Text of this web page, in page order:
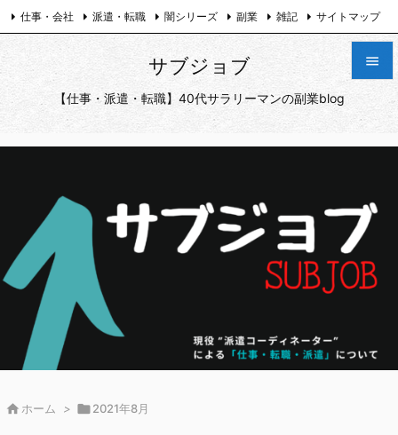
サブジョブ
【仕事・派遣・転職】40代サラリーマンの副業blog


メニュ

前へ


仕事・会社 派遣・転職 闇シリーズ 副業 雑記 サイトマップ
プライバシーポリシー お問い合わせ
 ホーム > 2021年8月